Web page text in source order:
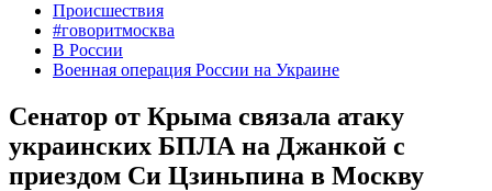
Происшествия
#говоритмосква
В России
Военная операция России на Украине
Сенатор от Крыма связала атаку
украинских БПЛА на Джанкой с
приездом Си Цзиньпина в Москву